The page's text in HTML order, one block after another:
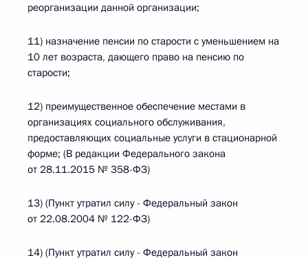
реорганизации данной организации;
11) назначение пенсии по старости с уменьшением на
10 лет возраста, дающего право на пенсию по
старости;
12) преимущественное обеспечение местами в
организациях социального обслуживания,
предоставляющих социальные услуги в стационарной
форме; (В редакции Федерального закона
от 28.11.2015 № 358-ФЗ)
13) (Пункт утратил силу - Федеральный закон
от 22.08.2004 № 122-ФЗ)
14) (Пункт утратил силу - Федеральный закон